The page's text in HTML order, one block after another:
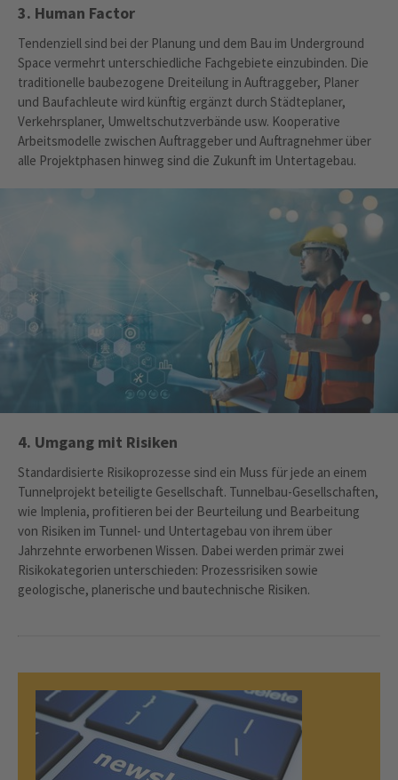
3. Human Factor
Tendenziell sind bei der Planung und dem Bau im Underground
Space vermehrt unterschiedliche Fachgebiete einzubinden. Die
traditionelle baubezogene Dreiteilung in Auftraggeber, Planer
und Baufachleute wird künftig ergänzt durch Städteplaner,
Verkehrsplaner, Umweltschutzverbände usw. Kooperative
Arbeitsmodelle zwischen Auftraggeber und Auftragnehmer über
alle Projektphasen hinweg sind die Zukunft im Untertagebau.
4. Umgang mit Risiken
Standardisierte Risikoprozesse sind ein Muss für jede an einem
Tunnelprojekt beteiligte Gesellschaft. Tunnelbau-Gesellschaften,
wie Implenia, profitieren bei der Beurteilung und Bearbeitung
von Risiken im Tunnel- und Untertagebau von ihrem über
Jahrzehnte erworbenen Wissen. Dabei werden primär zwei
Risikokategorien unterschieden: Prozessrisiken sowie
geologische, planerische und bautechnische Risiken.